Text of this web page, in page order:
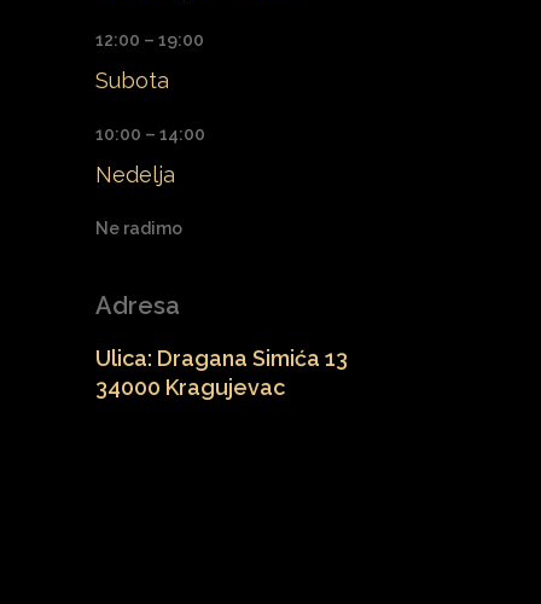
12:00 – 19:00
Subota
10:00 – 14:00
Nedelja
Ne radimo
Adresa
Ulica: Dragana Simića 13
34000 Kragujevac